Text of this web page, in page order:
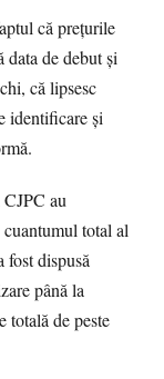
că preţurile
data de debut şi
că lipsesc
identificare şi
au
total al
fost dispusă
până la
totală de peste